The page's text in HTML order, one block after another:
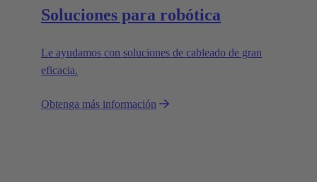
Soluciones para robótica
Le ayudamos con soluciones de cableado de gran
eficacia.
Obtenga más información